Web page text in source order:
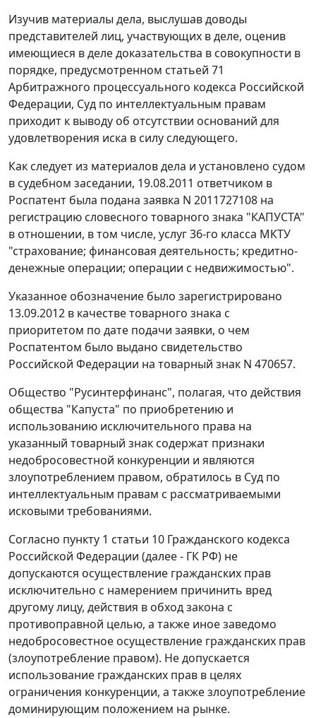
Изучив материалы дела, выслушав доводы
представителей лиц, участвующих в деле, оценив
имеющиеся в деле доказательства в совокупности в
порядке, предусмотренном статьей 71
Арбитражного процессуального кодекса Российской
Федерации, Суд по интеллектуальным правам
приходит к выводу об отсутствии оснований для
удовлетворения иска в силу следующего.
Как следует из материалов дела и установлено судом
в судебном заседании, 19.08.2011 ответчиком в
Роспатент была подана заявка N 2011727108 на
регистрацию словесного товарного знака "КАПУСТА"
в отношении, в том числе, услуг 36-го класса МКТУ
"страхование; финансовая деятельность; кредитно-
денежные операции; операции с недвижимостью".
Указанное обозначение было зарегистрировано
13.09.2012 в качестве товарного знака с
приоритетом по дате подачи заявки, о чем
Роспатентом было выдано свидетельство
Российской Федерации на товарный знак N 470657.
Общество "Русинтерфинанс", полагая, что действия
общества "Капуста" по приобретению и
использованию исключительного права на
указанный товарный знак содержат признаки
недобросовестной конкуренции и являются
злоупотреблением правом, обратилось в Суд по
интеллектуальным правам с рассматриваемыми
исковыми требованиями.
Согласно пункту 1 статьи 10 Гражданского кодекса
Российской Федерации (далее - ГК РФ) не
допускаются осуществление гражданских прав
исключительно с намерением причинить вред
другому лицу, действия в обход закона с
противоправной целью, а также иное заведомо
недобросовестное осуществление гражданских прав
(злоупотребление правом). Не допускается
использование гражданских прав в целях
ограничения конкуренции, а также злоупотребление
доминирующим положением на рынке.